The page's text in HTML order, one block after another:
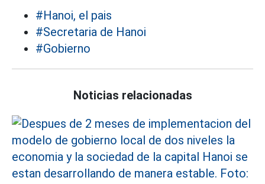
#Hanoi, el pais
#Secretaria de Hanoi
#Gobierno
Noticias relacionadas